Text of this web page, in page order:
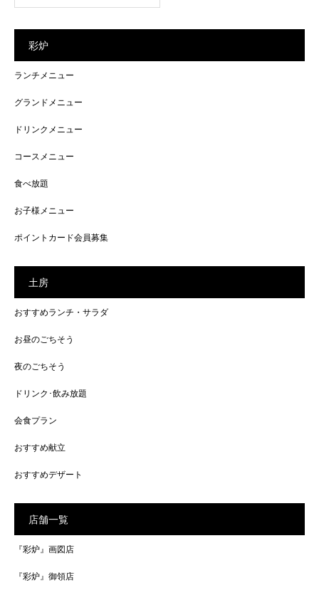
彩炉
ランチメニュー
グランドメニュー
ドリンクメニュー
コースメニュー
食べ放題
お子様メニュー
ポイントカード会員募集
土房
おすすめランチ・サラダ
お昼のごちそう
夜のごちそう
ドリンク･飲み放題
会食プラン
おすすめ献立
おすすめデザート
店舗一覧
『彩炉』画図店
『彩炉』御領店